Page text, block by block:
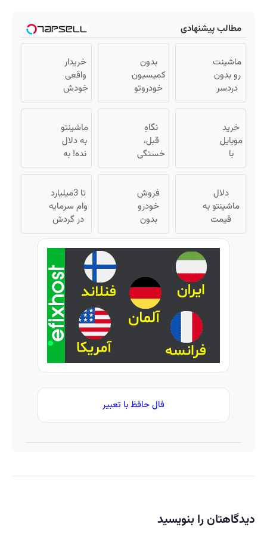
مطالب پیشنهادی
ماشینت
رو بدون
دردسر
بفروش |
کمسیون
😍
بدون
کمیسیون
خودروتو
بفروش
خریدار
واقعی
خودش
میاد!
فوری
ماشین
در
همراه
خرید
موبایل
با
اسنپ
در ۴
قسط
بدون
سود و
کارمزد!
نگاهِ
قبل،
خستگی
داشت...
بعد،
انرژی
داره 🌸
بلفا با
25%
ماشینتو
به دلال
نده! به
مصرف
بفروش!
بدون
پاسخ
به یک
تماس
دلال
ماشینتو به
قیمت
نمیخره! بیا
اینجا به
بفروش*فقط
فروش
خودرو
بدون
کمیسیون
😍
تا 3میلیارد
وام سرمایه
در گردش
فروشندگان
=>
فروشگاهت
رو ثبت کن
فال حافظ با تعبیر
دیدگاهتان را بنویسید